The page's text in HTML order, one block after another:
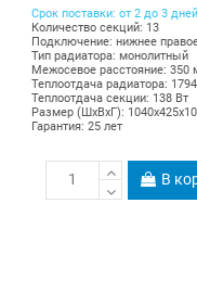
Срок поставки: от 2 до 3 дней
Количество секций: 13
Подключение: нижнее
Тип радиатора: монолитный
Межосевое расстояние: 350
Теплоотдача радиатора:
Теплоотдача секции: 138 Вт
Размер (ШхВхГ):
Гарантия: 25 лет
В